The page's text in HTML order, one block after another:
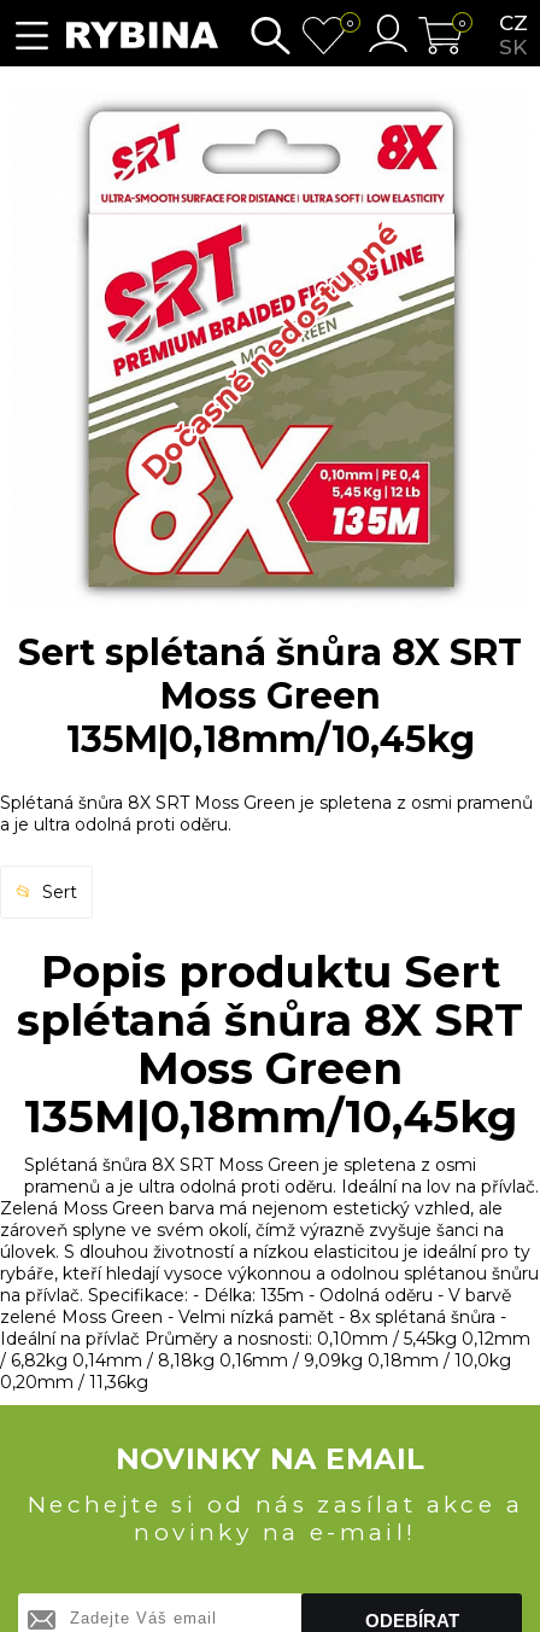
CZ
SK
0 0
Dočasně nedostupné
Sert splétaná šnůra 8X SRT
Moss Green
135M|0,18mm/10,45kg
Splétaná šnůra 8X SRT Moss Green je spletena z osmi pramenů
a je ultra odolná proti oděru.
Sert
Popis produktu Sert
splétaná šnůra 8X SRT
Moss Green
135M|0,18mm/10,45kg
Splétaná šnůra 8X SRT Moss Green je spletena z osmi
pramenů a je ultra odolná proti oděru. Ideální na lov na přívlač.
Zelená Moss Green barva má nejenom estetický vzhled, ale
zároveň splyne ve svém okolí, čímž výrazně zvyšuje šanci na
úlovek. S dlouhou životností a nízkou elasticitou je ideální pro ty
rybáře, kteří hledají vysoce výkonnou a odolnou splétanou šnůru
na přívlač. Specifikace: - Délka: 135m - Odolná oděru - V barvě
zelené Moss Green - Velmi nízká pamět - 8x splétaná šnůra -
Ideální na přívlač Průměry a nosnosti: 0,10mm / 5,45kg 0,12mm
/ 6,82kg 0,14mm / 8,18kg 0,16mm / 9,09kg 0,18mm / 10,0kg
0,20mm / 11,36kg
NOVINKY NA EMAIL
Nechejte si od nás zasílat akce a
novinky na e-mail!
ODEBÍRAT